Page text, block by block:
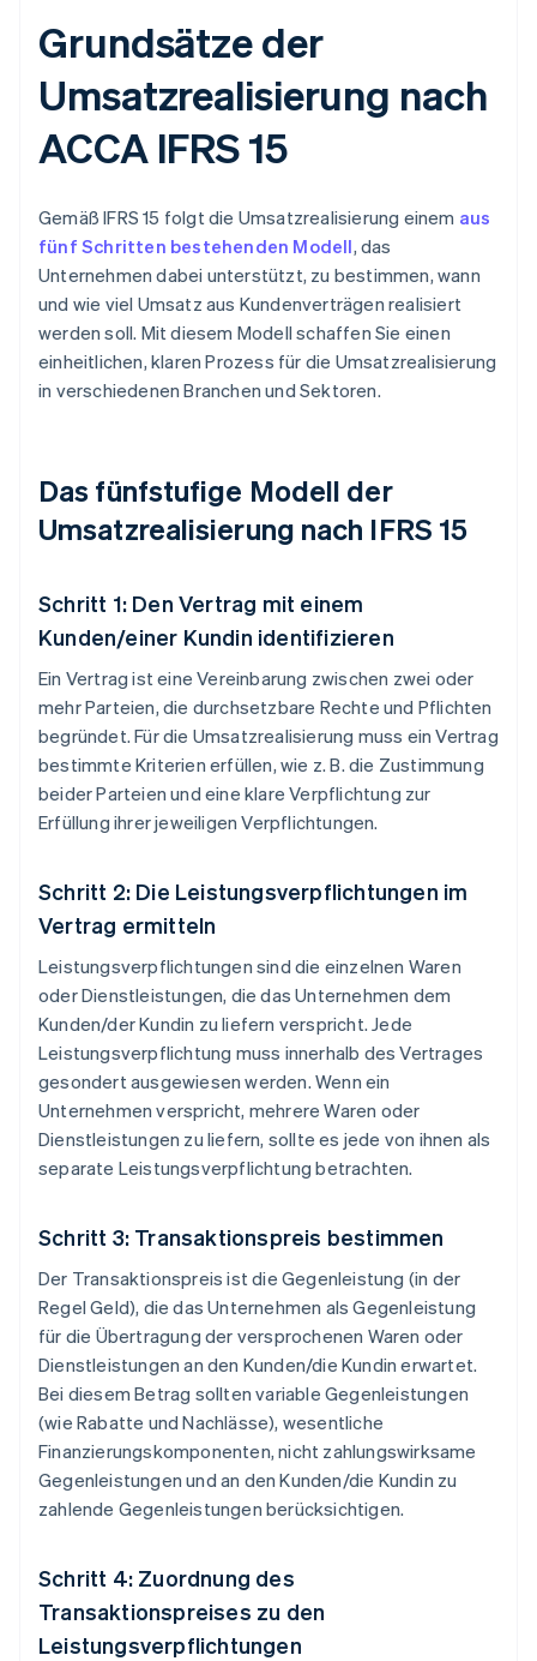
Grundsätze der
Umsatzrealisierung nach
ACCA IFRS 15
Gemäß IFRS 15 folgt die Umsatzrealisierung einem aus
fünf Schritten bestehenden Modell, das
Unternehmen dabei unterstützt, zu bestimmen, wann
und wie viel Umsatz aus Kundenverträgen realisiert
werden soll. Mit diesem Modell schaffen Sie einen
einheitlichen, klaren Prozess für die Umsatzrealisierung
in verschiedenen Branchen und Sektoren.
Das fünfstufige Modell der
Umsatzrealisierung nach IFRS 15
Schritt 1: Den Vertrag mit einem
Kunden/einer Kundin identifizieren
Ein Vertrag ist eine Vereinbarung zwischen zwei oder
mehr Parteien, die durchsetzbare Rechte und Pflichten
begründet. Für die Umsatzrealisierung muss ein Vertrag
bestimmte Kriterien erfüllen, wie z. B. die Zustimmung
beider Parteien und eine klare Verpflichtung zur
Erfüllung ihrer jeweiligen Verpflichtungen.
Schritt 2: Die Leistungsverpflichtungen im
Vertrag ermitteln
Leistungsverpflichtungen sind die einzelnen Waren
oder Dienstleistungen, die das Unternehmen dem
Kunden/der Kundin zu liefern verspricht. Jede
Leistungsverpflichtung muss innerhalb des Vertrages
gesondert ausgewiesen werden. Wenn ein
Unternehmen verspricht, mehrere Waren oder
Dienstleistungen zu liefern, sollte es jede von ihnen als
separate Leistungsverpflichtung betrachten.
Schritt 3: Transaktionspreis bestimmen
Der Transaktionspreis ist die Gegenleistung (in der
Regel Geld), die das Unternehmen als Gegenleistung
für die Übertragung der versprochenen Waren oder
Dienstleistungen an den Kunden/die Kundin erwartet.
Bei diesem Betrag sollten variable Gegenleistungen
(wie Rabatte und Nachlässe), wesentliche
Finanzierungskomponenten, nicht zahlungswirksame
Gegenleistungen und an den Kunden/die Kundin zu
zahlende Gegenleistungen berücksichtigen.
Schritt 4: Zuordnung des
Transaktionspreises zu den
Leistungsverpflichtungen